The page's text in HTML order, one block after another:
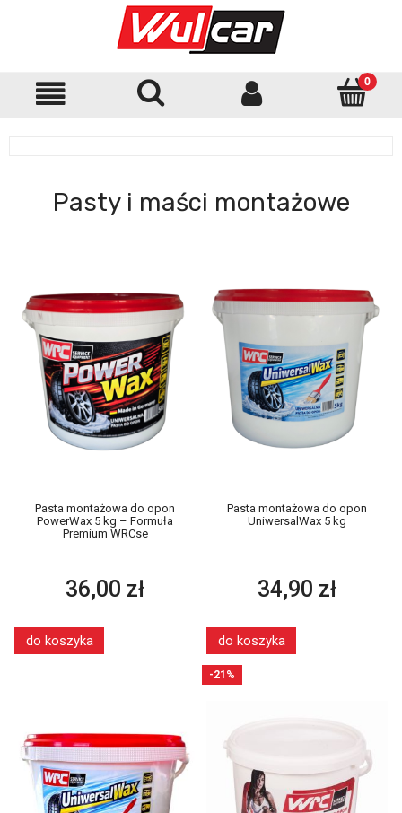
Pasty i maści montażowe
Pasta montażowa do opon
PowerWax 5 kg – Formuła
Premium WRCse
36,00 zł
do koszyka
Pasta montażowa do opon
UniwersalWax 5 kg
34,90 zł
do koszyka
-21%